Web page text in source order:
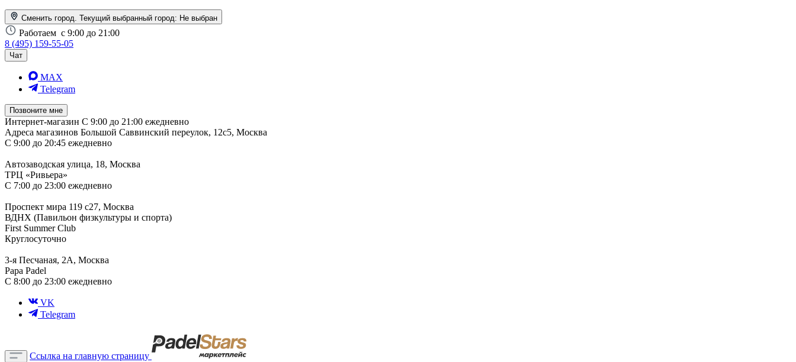
Сменить город. Текущий выбранный город: Не выбран
Работаем с 9:00 до 21:00
8 (495) 159-55-05
Чат
MAX
Telegram
Позвоните мне
Интернет-магазин С 9:00 до 21:00 ежедневно
Адреса магазинов Большой Саввинский переулок, 12с5, Москва
С 9:00 до 20:45 ежедневно
Автозаводская улица, 18, Москва
ТРЦ «Ривьера»
С 7:00 до 23:00 ежедневно
Проспект мира 119 с27, Москва
ВДНХ (Павильон физкультуры и спорта)
First Summer Club
Круглосуточно
3-я Песчаная, 2А, Москва
Papa Padel
С 8:00 до 23:00 ежедневно
VK
Telegram
Ссылка на главную страницу